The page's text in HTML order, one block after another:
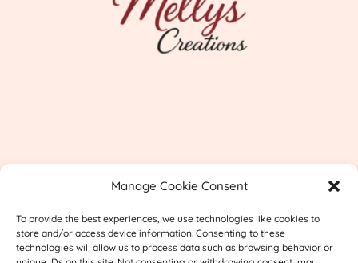
Manage Cookie Consent
To provide the best experiences, we use technologies like cookies to
store and/or access device information. Consenting to these
technologies will allow us to process data such as browsing behavior or
Shipping & Returns
Privacy